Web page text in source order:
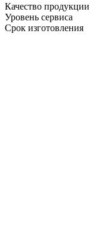
Качество продукции
Уровень сервиса
Срок изготовления